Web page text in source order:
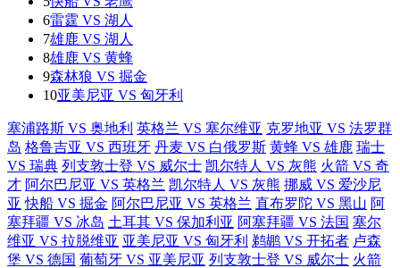
6雷霆 VS 湖人
7雄鹿 VS 湖人
8雄鹿 VS 黄蜂
9森林狼 VS 掘金
10亚美尼亚 VS 匈牙利
塞浦路斯 VS 奥地利 英格兰 VS 塞尔维亚 克罗地亚 VS 法罗群
岛 格鲁吉亚 VS 西班牙 丹麦 VS 白俄罗斯 黄蜂 VS 雄鹿 瑞士
VS 瑞典 列支敦士登 VS 威尔士 凯尔特人 VS 灰熊 火箭 VS 奇
才 阿尔巴尼亚 VS 英格兰 凯尔特人 VS 灰熊 挪威 VS 爱沙尼
亚 快船 VS 掘金 阿尔巴尼亚 VS 英格兰 直布罗陀 VS 黑山 阿
塞拜疆 VS 冰岛 土耳其 VS 保加利亚 阿塞拜疆 VS 法国 塞尔
维亚 VS 拉脱维亚 亚美尼亚 VS 匈牙利 鹈鹕 VS 开拓者 卢森
堡 VS 德国 葡萄牙 VS 亚美尼亚 列支敦士登 VS 威尔士 火箭